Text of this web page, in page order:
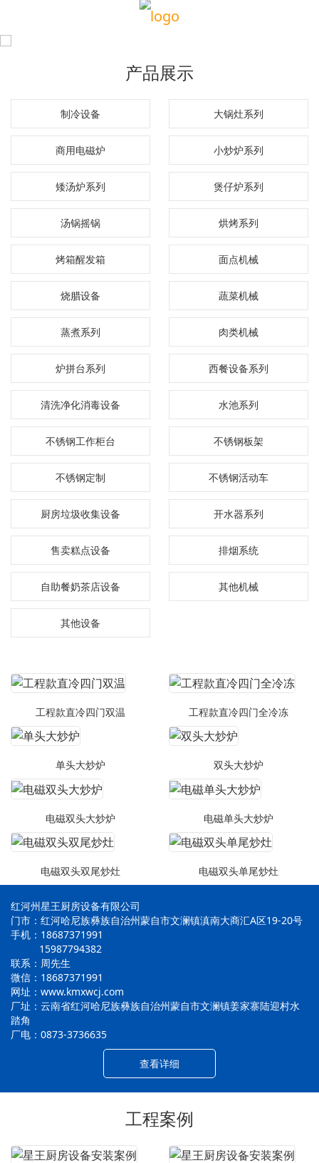
产品展示
制冷设备 大锅灶系列
商用电磁炉 小炒炉系列
矮汤炉系列 煲仔炉系列
汤锅摇锅 烘烤系列
烤箱醒发箱 面点机械
烧腊设备 蔬菜机械
蒸煮系列 肉类机械
炉拼台系列 西餐设备系列
清洗净化消毒设备 水池系列
不锈钢工作柜台 不锈钢板架
不锈钢定制 不锈钢活动车
厨房垃圾收集设备 开水器系列
售卖糕点设备 排烟系统
自助餐奶茶店设备 其他机械
其他设备
工程款直冷四门双温 工程款直冷四门全冷冻
单头大炒炉 双头大炒炉
电磁双头大炒炉 电磁单头大炒炉
电磁双头双尾炒灶 电磁双头单尾炒灶
红河州星王厨房设备有限公司
门市：红河哈尼族彝族自治州蒙自市文澜镇滇南大商汇A区19-20号
手机：18687371991
15987794382
联系：周先生
微信：18687371991
网址：www.kmxwcj.com
厂址：云南省红河哈尼族彝族自治州蒙自市文澜镇姜家寨陆迎村水
踏角
厂电：0873-3736635
查看详细
工程案例